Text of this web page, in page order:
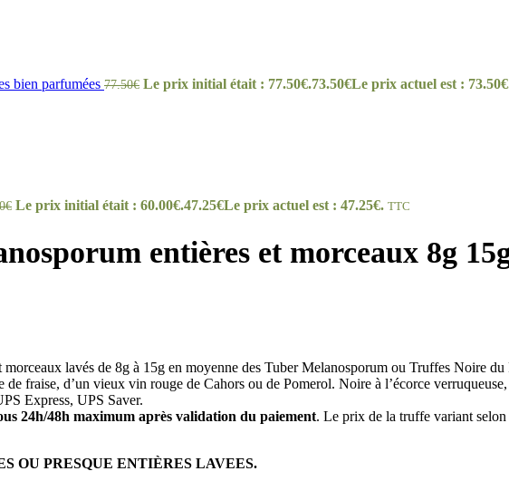
bien parfumées 77.50€ Le prix initial était : 77.50€.73.50€Le prix actuel est :
€ Le prix initial était : 60.00€.47.25€Le prix actuel est : 47.25€. TTC
entières et morceaux 8g
lavés de 8g à 15g en moyenne des Tuber Melanosporum ou Truffes Noire
fraise, d’un vieux vin rouge de Cahors ou de Pomerol. Noire à l’écorce
Express, UPS Saver.
24h/48h maximum après validation du paiement. Le prix de la truffe variant selon
OU PRESQUE ENTIÈRES LAVEES.